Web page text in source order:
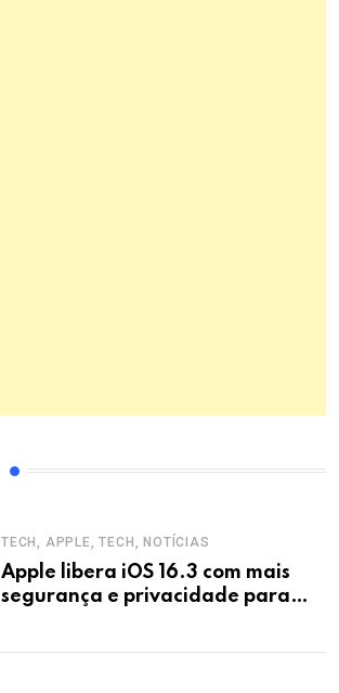
TECH, APPLE, TECH, NOTÍCIAS
Apple libera iOS 16.3 com mais
segurança e privacidade para